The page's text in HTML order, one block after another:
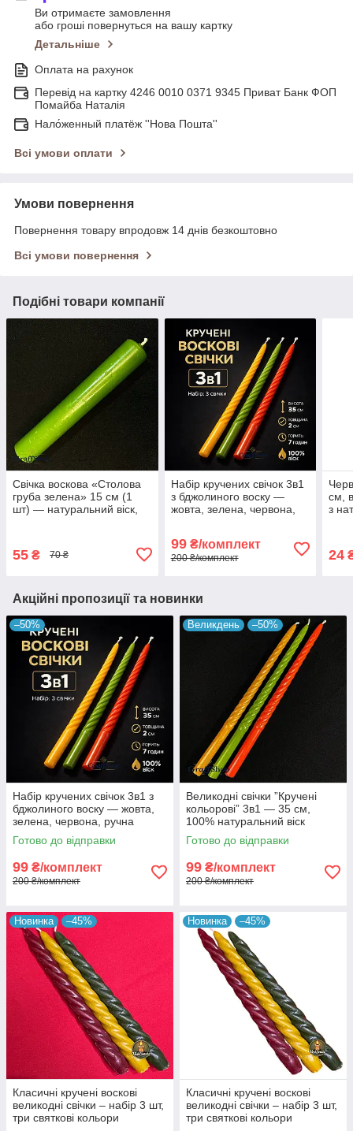
Ви отримаєте замовлення
або гроші повернуться на вашу картку
Детальніше
Оплата на рахунок
Перевід на картку 4246 0010 0371 9345 Приват Банк ФОП
Помайба Наталія
Нало́женный платёж ''Нова Пошта''
Всі умови оплати
Умови повернення
Повернення товару впродовж 14 днів безкоштовно
Всі умови повернення
Подібні товари компанії
Свічка воскова «Столова
груба зелена» 15 см (1
шт) — натуральний віск,
55 ₴ 70 ₴
Набір кручених свічок 3в1
з бджолиного воску —
жовта, зелена, червона,
99₴/комплект
200 ₴/комплект
см,
з
24
Акційні пропозиції та новинки
–50%
Набір кручених свічок 3в1 з
бджолиного воску — жовта,
зелена, червона, ручна
робота
Готово до відправки
99 ₴/комплект
200 ₴/комплект
Великдень –50%
Великодні свічки ”Кручені
кольорові” 3в1 — 35 см,
100% натуральний віск
Готово до відправки
99 ₴/комплект
200 ₴/комплект
Новинка –45%
Класичні кручені воскові
великодні свічки – набір 3 шт,
три святкові кольори
Новинка –45%
Класичні кручені воскові
великодні свічки – набір 3 шт,
три святкові кольори